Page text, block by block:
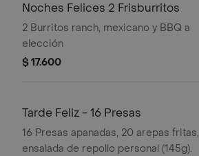
Noches Felices 2 Frisburritos
2 Burritos ranch, mexicano y BBQ a
elección
$ 17.600
Tarde Feliz - 16 Presas
16 Presas apanadas, 20 arepas fritas,
ensalada de repollo personal (145g).